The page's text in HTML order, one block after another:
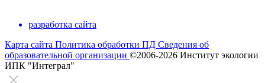
разработка сайта
Карта сайта Политика обработки ПД Сведения об
образовательной организации ©2006-2026 Институт экологии
ИПК "Интеграл"